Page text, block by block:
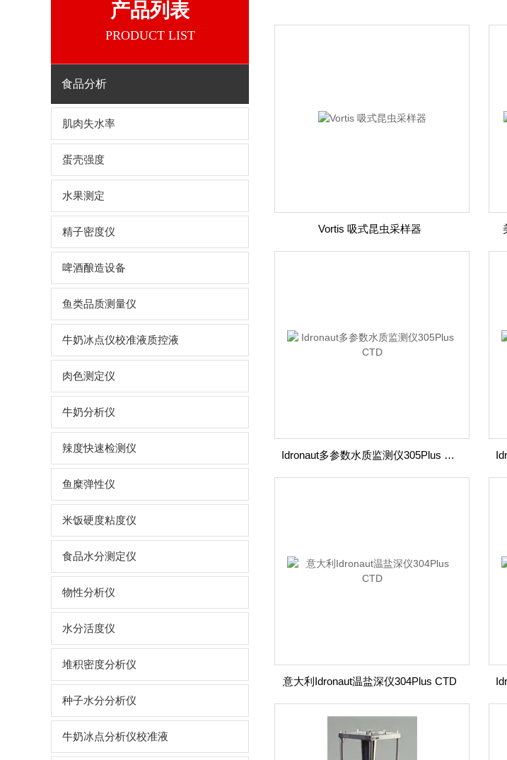
产品列表
PRODUCT LIST
食品分析
肌肉失水率
蛋壳强度
水果测定
精子密度仪
啤酒酿造设备
鱼类品质测量仪
牛奶冰点仪校准液质控液
肉色测定仪
牛奶分析仪
辣度快速检测仪
鱼糜弹性仪
米饭硬度粘度仪
食品水分测定仪
物性分析仪
水分活度仪
堆积密度分析仪
种子水分分析仪
牛奶冰点分析仪校准液
Vortis 吸式昆虫采样器
Idronaut多参数水质监测仪305Plus CTD
意大利Idronaut温盐深仪304Plus CTD